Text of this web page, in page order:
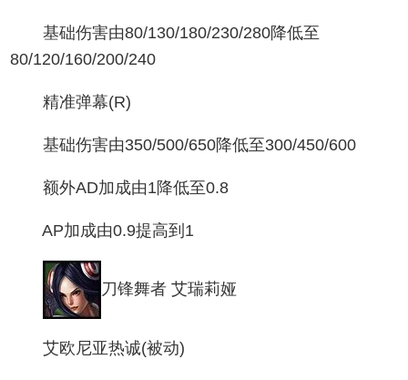
基础伤害由80/130/180/230/280降低至
80/120/160/200/240
精准弹幕(R)
基础伤害由350/500/650降低至300/450/600
额外AD加成由1降低至0.8
AP加成由0.9提高到1
刀锋舞者 艾瑞莉娅
艾欧尼亚热诚(被动)